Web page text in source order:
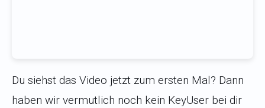
Du siehst das Video jetzt zum ersten Mal? Dann
haben wir vermutlich noch kein KeyUser bei dir